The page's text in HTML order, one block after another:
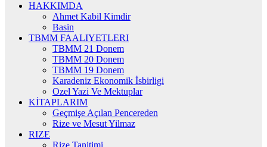
HAKKIMDA
Ahmet Kabil Kimdir
Basin
TBMM FAALIYETLERI
TBMM 21 Donem
TBMM 20 Donem
TBMM 19 Donem
Karadeniz Ekonomik İsbirligi
Ozel Yazi Ve Mektuplar
KİTAPLARIM
Geçmişe Açılan Pencereden
Rize ve Mesut Yilmaz
RIZE
Rize Tanitimi